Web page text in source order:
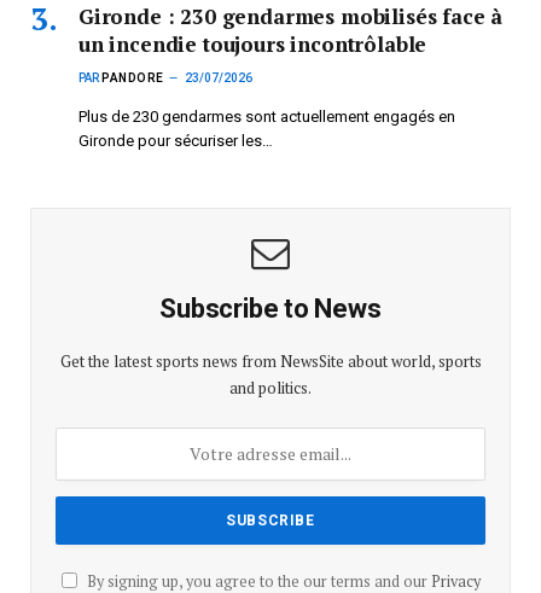
Gironde : 230 gendarmes mobilisés face à
un incendie toujours incontrôlable
PAR PANDORE 23/07/2026
Plus de 230 gendarmes sont actuellement engagés en
Gironde pour sécuriser les…
Subscribe to News
Get the latest sports news from NewsSite about world, sports
and politics.
By signing up, you agree to the our terms and our Privacy